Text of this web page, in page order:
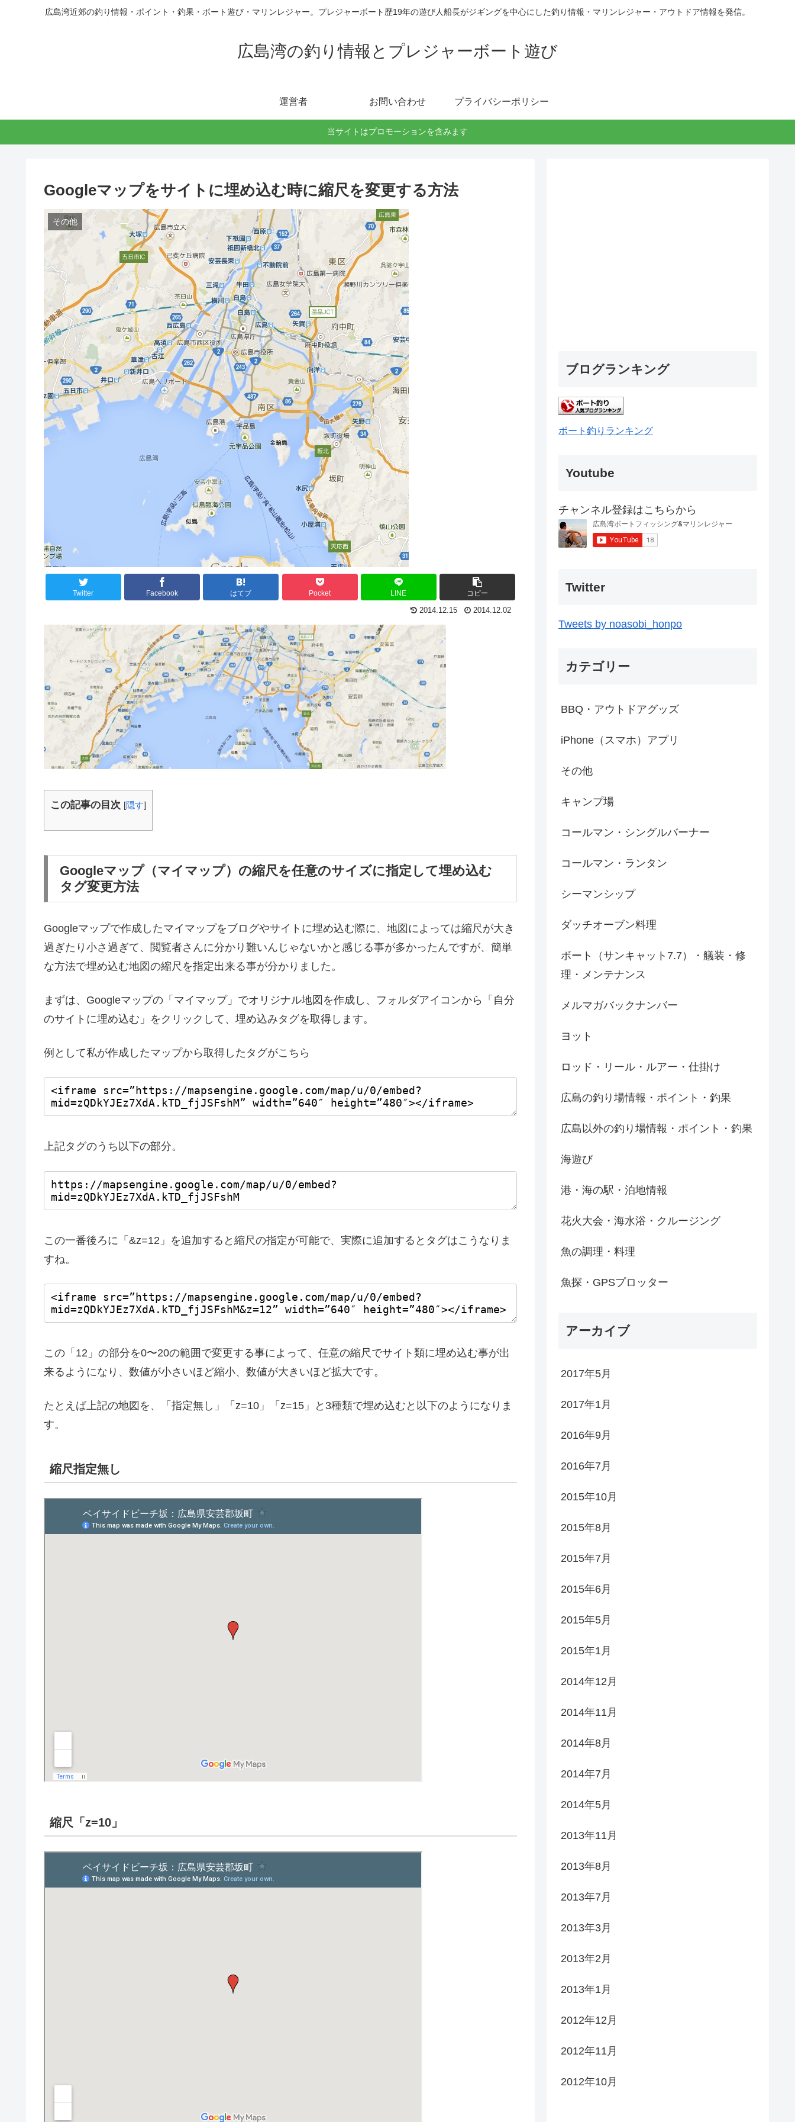
広島湾近郊の釣り情報・ポイント・釣果・ボート遊び・マリンレジャー。プレジャーボート歴19年の遊び人船長がジギングを中心にした釣り情報・マリンレジャー・アウトドア情報を発信。
広島湾の釣り情報とプレジャーボート遊び
運営者 お問い合わせ プライバシーポリシー
当サイトはプロモーションを含みます
Googleマップをサイトに埋め込む時に縮尺を変更する方法
その他
Twitter Facebook はてブ Pocket LINE コピー
2014.12.15 2014.12.02
この記事の目次 [隠す]
Googleマップ（マイマップ）の縮尺を任意のサイズに指定して埋め込む
タグ変更方法
Googleマップで作成したマイマップをブログやサイトに埋め込む際に、地図によっては縮尺が大き
過ぎたり小さ過ぎて、閲覧者さんに分かり難いんじゃないかと感じる事が多かったんですが、簡単
な方法で埋め込む地図の縮尺を指定出来る事が分かりました。
まずは、Googleマップの「マイマップ」でオリジナル地図を作成し、フォルダアイコンから「自分
のサイトに埋め込む」をクリックして、埋め込みタグを取得します。
例として私が作成したマップから取得したタグがこちら
上記タグのうち以下の部分。
この一番後ろに「&z=12」を追加すると縮尺の指定が可能で、実際に追加するとタグはこうなりま
すね。
この「12」の部分を0〜20の範囲で変更する事によって、任意の縮尺でサイト類に埋め込む事が出
来るようになり、数値が小さいほど縮小、数値が大きいほど拡大です。
たとえば上記の地図を、「指定無し」「z=10」「z=15」と3種類で埋め込むと以下のようになりま
す。
縮尺指定無し
縮尺「z=10」
ブログランキング
ボート釣りランキング
Youtube
チャンネル登録はこちらから
Twitter
Tweets by noasobi_honpo
カテゴリー
BBQ・アウトドアグッズ
iPhone（スマホ）アプリ
その他
キャンプ場
コールマン・シングルバーナー
コールマン・ランタン
シーマンシップ
ダッチオーブン料理
ボート（サンキャット7.7）・艤装・修
理・メンテナンス
メルマガバックナンバー
ヨット
ロッド・リール・ルアー・仕掛け
広島の釣り場情報・ポイント・釣果
広島以外の釣り場情報・ポイント・釣果
海遊び
港・海の駅・泊地情報
花火大会・海水浴・クルージング
魚の調理・料理
魚探・GPSプロッター
アーカイブ
2017年5月
2017年1月
2016年9月
2016年7月
2015年10月
2015年8月
2015年7月
2015年6月
2015年5月
2015年1月
2014年12月
2014年11月
2014年8月
2014年7月
2014年5月
2013年11月
2013年8月
2013年7月
2013年3月
2013年2月
2013年1月
2012年12月
2012年11月
2012年10月